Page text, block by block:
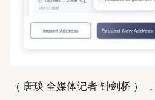
（ 唐琰 全媒体记者 钟剑桥 ）